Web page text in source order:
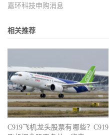
嘉环科技申购消息
相关推荐
C919飞机龙头股票有哪些？C919